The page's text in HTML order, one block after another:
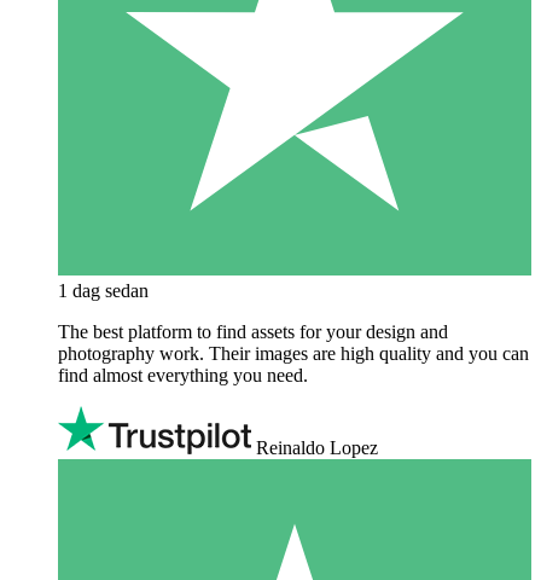
1 dag sedan
The best platform to find assets for your design and
photography work. Their images are high quality and you can
find almost everything you need.
Reinaldo Lopez